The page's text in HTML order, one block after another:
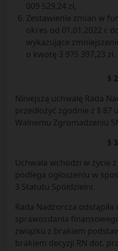
009 529,24 zł,
Zestawienie zmian w
okres od 01.01.2022 r.
wykazujące
o kwotę 3 975 397,23 zł.
§ 2
Niniejszą uchwałę Rada
przedłożyć zgodnie z § 87
Walnemu Zgromadzeniu
§ 3
Uchwała wchodzi w życie
podlega ogłoszeniu w
3 Statutu Spółdzielni.
Rada Nadzorcza
sprawozdania
związku z brakiem
brakiem decyzji RN dot.